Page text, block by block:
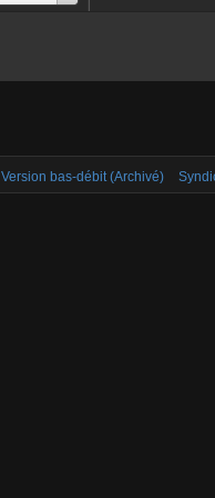
Version bas-débit (Archivé)